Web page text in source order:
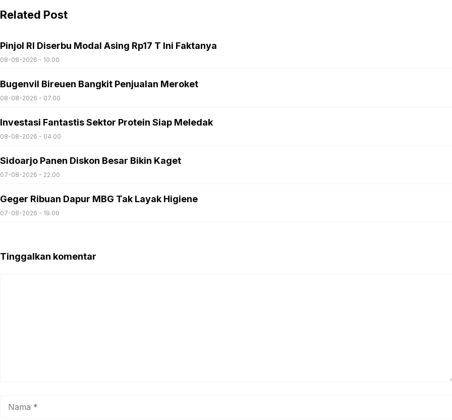
Related Post
Pinjol RI Diserbu Modal Asing Rp17 T Ini Faktanya
08-08-2026 - 10.00
Bugenvil Bireuen Bangkit Penjualan Meroket
08-08-2026 - 07.00
Investasi Fantastis Sektor Protein Siap Meledak
08-08-2026 - 04.00
Sidoarjo Panen Diskon Besar Bikin Kaget
07-08-2026 - 22.00
Geger Ribuan Dapur MBG Tak Layak Higiene
07-08-2026 - 19.00
Tinggalkan komentar